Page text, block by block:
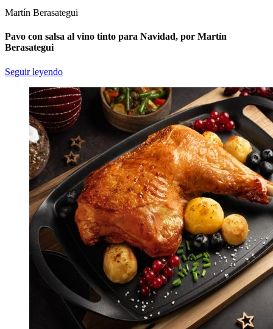
Martín Berasategui
Pavo con salsa al vino tinto para Navidad, por Martín
Berasategui
Seguir leyendo